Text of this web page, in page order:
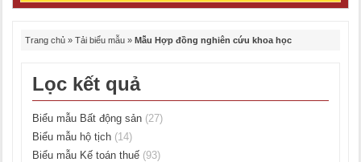
Trang chủ » Tải biểu mẫu » Mẫu Hợp đồng nghiên cứu khoa học
Lọc kết quả
Biểu mẫu Bất động sản (27)
Biểu mẫu hộ tịch (14)
Biểu mẫu Kế toán thuế (93)